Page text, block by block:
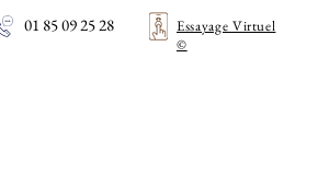
01 85 09 25 28
Essayage Virtuel
©